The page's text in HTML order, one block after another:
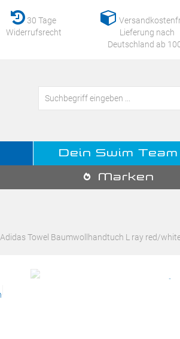
30 Tage
Widerrufsrecht
Lieferung nach
Deutschland ab
Dein Swim Team
Marken
Adidas Towel Baumwollhandtuch L ray red/